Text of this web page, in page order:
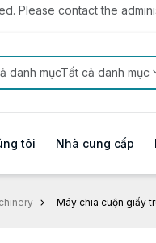
Please contact the
danh mụcTất cả danh mục
tôi Nhà cung cấp
Máy chia cuộn giấy